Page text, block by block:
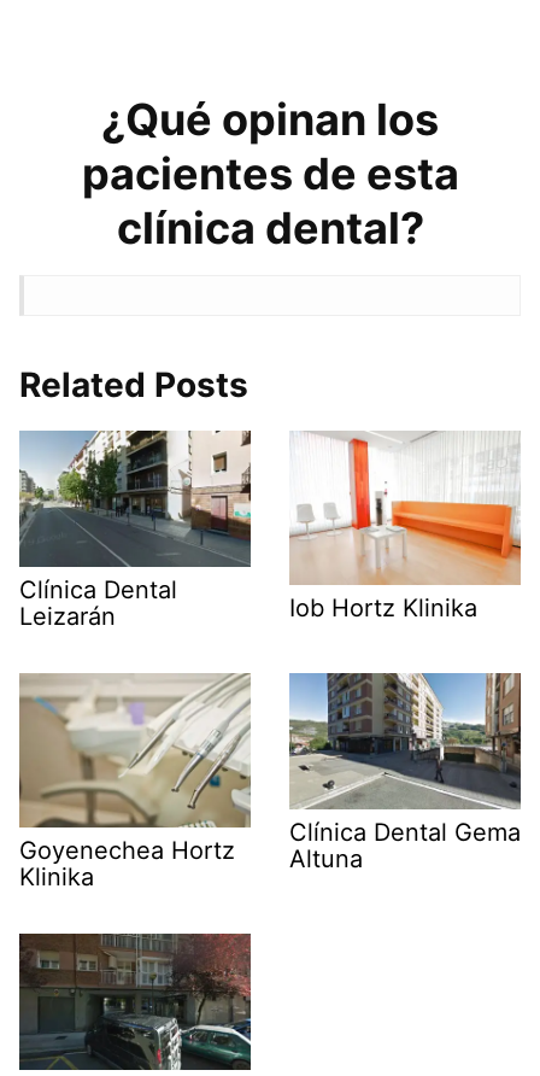
¿Qué opinan los
pacientes de esta
clínica dental?
Related Posts
Clínica Dental
Leizarán
Iob Hortz Klinika
Goyenechea Hortz
Klinika
Clínica Dental Gema
Altuna